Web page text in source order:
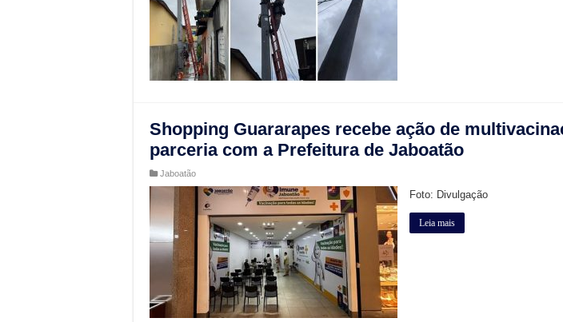
Shopping Guararapes recebe ação de
parceria com a Prefeitura de Jaboatão
Jaboatão
Foto: Divulgação
Leia mais